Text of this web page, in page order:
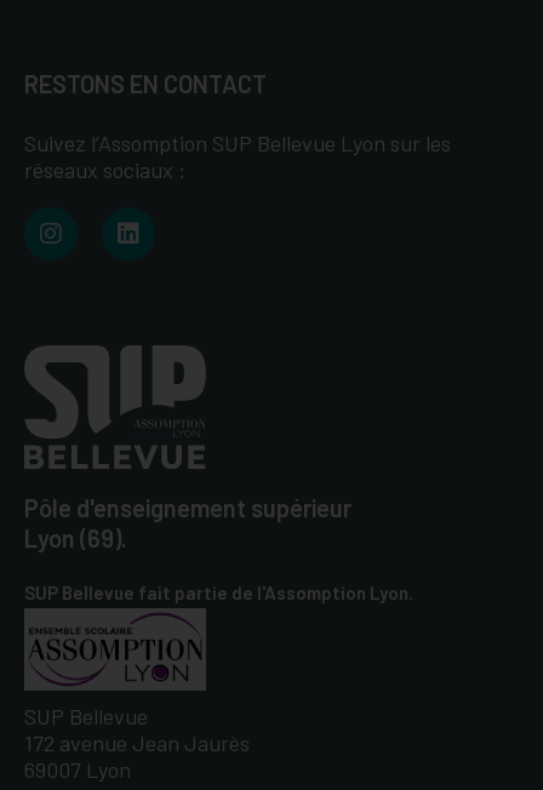
RESTONS EN CONTACT
Suivez l’Assomption SUP Bellevue Lyon sur les
réseaux sociaux :
Pôle d'enseignement supérieur
Lyon (69).
SUP Bellevue fait partie de l'Assomption Lyon.
SUP Bellevue
172 avenue Jean Jaurès
69007 Lyon